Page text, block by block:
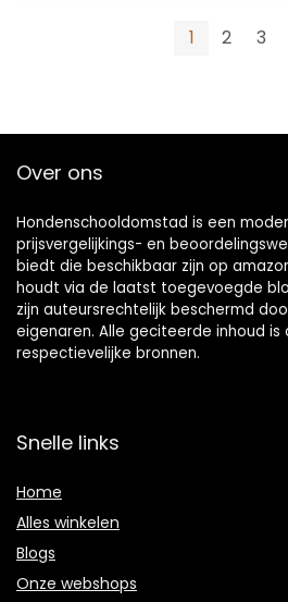
1 2 3
Over ons
Hondenschooldomstad is een
prijsvergelijkings- en
biedt die beschikbaar zijn op
houdt via de laatst toegevoegde
zijn auteursrechtelijk beschermd
eigenaren. Alle geciteerde inhoud is
respectievelijke bronnen.
Snelle links
Home
Alles winkelen
Blogs
Onze webshops